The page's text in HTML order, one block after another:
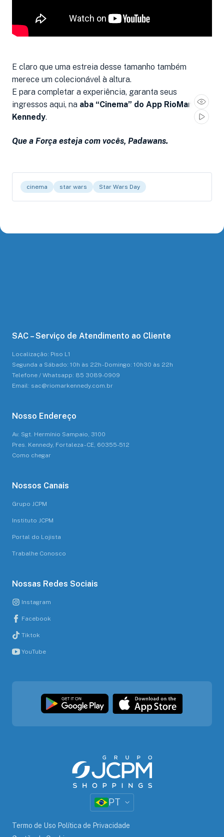
E claro que uma estreia desse tamanho também
merece um colecionável à altura.
E para completar a experiência, garanta seus
ingressos aqui, na aba “Cinema” do App RioMar
Kennedy.
Que a Força esteja com vocês, Padawans.
cinema star wars Star Wars Day
SAC – Serviço de Atendimento ao Cliente
Localização: Piso L1
Segunda a Sábado: 10h às 22h - Domingo: 10h30 às 22h
Telefone / Whatsapp: 85 3089-0909
Email: sac@riomarkennedy.com.br
Nosso Endereço
Av. Sgt. Hermínio Sampaio, 3100
Pres. Kennedy, Fortaleza - CE, 60355-512
Como chegar
Nossos Canais
Grupo JCPM
Instituto JCPM
Portal do Lojista
Trabalhe Conosco
Nossas Redes Sociais
Instagram
Facebook
Tiktok
YouTube
PT
Termo de Uso Política de Privacidade